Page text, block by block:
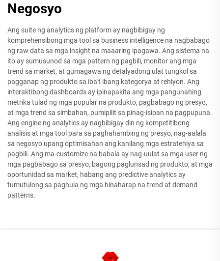
Negosyo
Ang suite ng analytics ng platform ay nagbibigay ng
komprehensibong mga tool sa business intelligence na nagbabago
ng raw data sa mga insight na maaaring ipagawa. Ang sistema na
ito ay sumusunod sa mga pattern ng pagbili, monitor ang mga
trend sa market, at gumagawa ng detalyadong ulat tungkol sa
pagganap ng produkto sa iba't ibang kategorya at rehiyon. Ang
interaktibong dashboards ay ipinapakita ang mga pangunahing
metrika tulad ng mga popular na produkto, pagbabago ng presyo,
at mga trend sa simbahan, pumipilit sa pinag-isipan na pagpupuna.
Ang engine ng analytics ay nagbibigay din ng kompetitibong
analisis at mga tool para sa paghahambing ng presyo, nag-aalala
sa negosyo upang optimisahan ang kanilang mga estratehiya sa
pagbili. Ang ma-customize na babala ay nag-uulat sa mga user ng
mga pagbabago sa presyo, bagong paglunsad ng produkto, at mga
oportunidad sa market, habang ang predictive analytics ay
tumutulong sa paghula ng mga hinaharap na trend at demand
patterns.